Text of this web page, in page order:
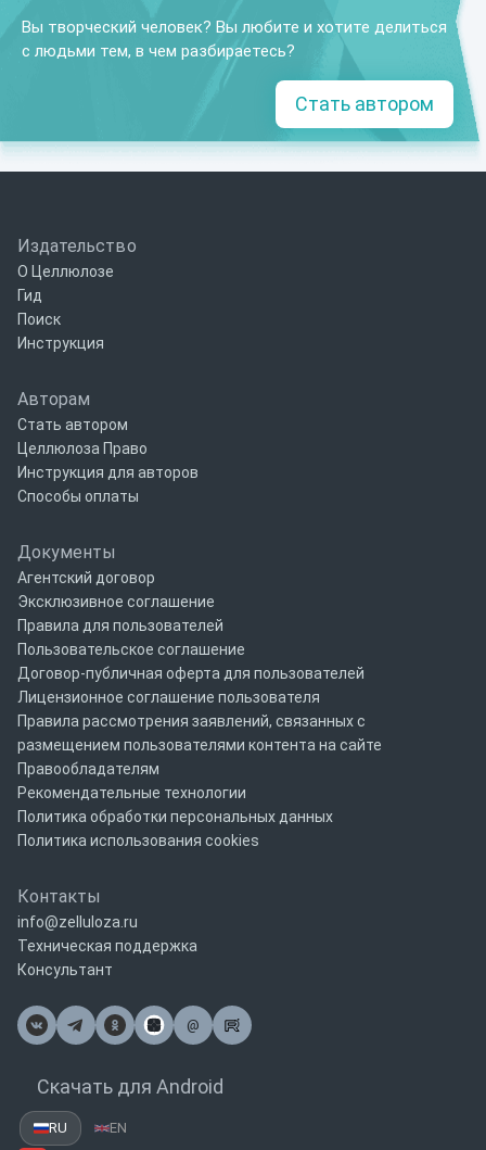
Вы творческий человек? Вы любите и хотите делиться
с людьми тем, в чем разбираетесь?
Стать автором
Издательство
О Целлюлозе
Гид
Поиск
Инструкция
Авторам
Стать автором
Целлюлоза Право
Инструкция для авторов
Способы оплаты
Документы
Агентский договор
Эксклюзивное соглашение
Правила для пользователей
Пользовательское соглашение
Договор-публичная оферта для пользователей
Лицензионное соглашение пользователя
Правила рассмотрения заявлений, связанных с
размещением пользователями контента на сайте
Правообладателям
Рекомендательные технологии
Политика обработки персональных данных
Политика использования cookies
Контакты
info@zelluloza.ru
Техническая поддержка
Консультант
@
Почта
Скачать для Android
RU EN